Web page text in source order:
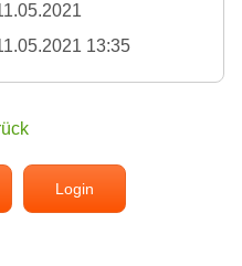
13:35
Login